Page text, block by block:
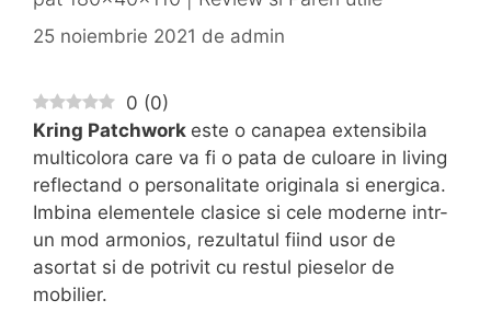
25 noiembrie 2021 de admin
0 (0)
Kring Patchwork este o canapea extensibila
multicolora care va fi o pata de culoare in living
reflectand o personalitate originala si energica.
Imbina elementele clasice si cele moderne intr-
un mod armonios, rezultatul fiind usor de
asortat si de potrivit cu restul pieselor de
mobilier.